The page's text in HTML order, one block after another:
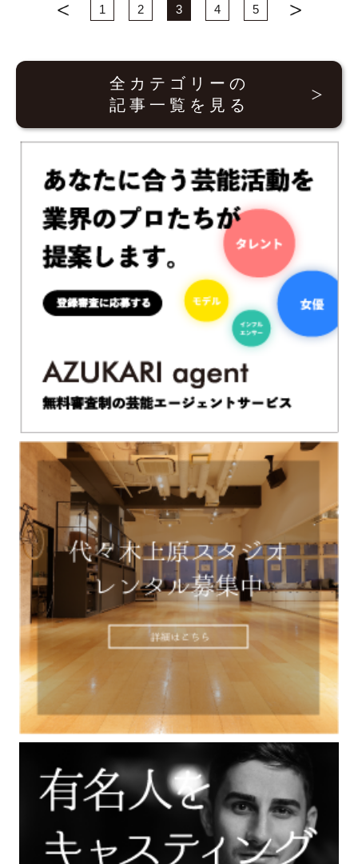
1 2 3 4 5
全カテゴリーの
記事一覧を見る